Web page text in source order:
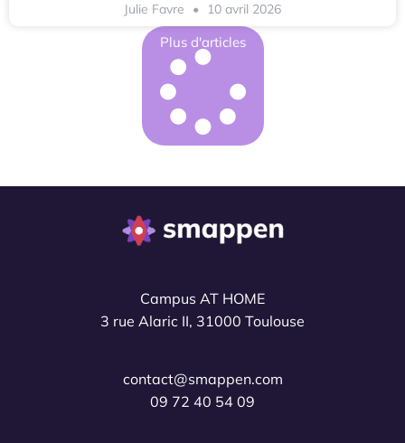
Julie Favre 10 avril 2026
Plus d'articles
Campus AT HOME
3 rue Alaric II, 31000 Toulouse
contact@smappen.com
09 72 40 54 09